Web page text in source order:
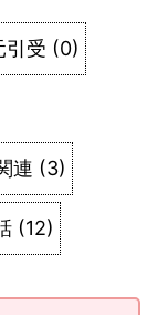
引受 (0)
連 (3)
(12)